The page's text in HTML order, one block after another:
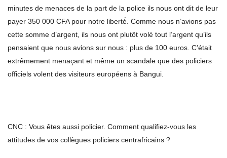
minutes de menaces de la part de la police ils nous ont dit de leur
payer 350 000 CFA pour notre liberté́. Comme nous n’avions pas
cette somme d’argent, ils nous ont plutôt volé tout l’argent qu’ils
pensaient que nous avions sur nous : plus de 100 euros. C’était
extrêmement menaçant et même un scandale que des policiers
officiels volent des visiteurs européens à Bangui.
CNC : Vous êtes aussi policier. Comment qualifiez-vous les
attitudes de vos collègues policiers centrafricains ?